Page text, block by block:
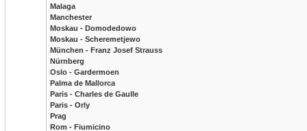
Malaga
Manchester
Moskau - Domodedowo
Moskau - Scheremetjewo
München - Franz Josef Strauss
Nürnberg
Oslo - Gardermoen
Palma de Mallorca
Paris - Charles de Gaulle
Paris - Orly
Prag
Rom - Fiumicino